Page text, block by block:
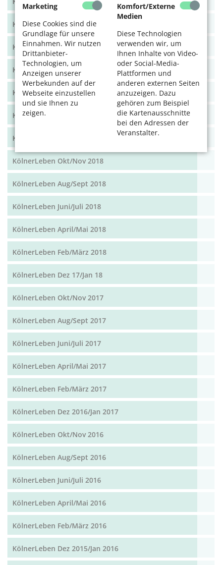
Marketing
Diese Cookies sind die
Grundlage für unsere
Einnahmen. Wir nutzen
Drittanbieter-
Technologien, um
Anzeigen unserer
Werbekunden auf der
Webseite einzustellen
und sie Ihnen zu
zeigen.
Komfort/Externe
Medien
Diese Technologien
verwenden wir, um
Ihnen Inhalte von Video-
oder Social-Media-
Plattformen und
anderen externen Seiten
anzuzeigen. Dazu
gehören zum Beispiel
die Kartenausschnitte
bei den Adressen der
Veranstalter.
KölnerLeben Okt/Nov 19
KölnerLeben Aug/Sept 2019
KölnerLeben Juni/Juli 2019
KölnerLeben April/Mai 2019
KölnerLeben Feb/März 2019
KölnerLeben Dez 18/Jan 19
KölnerLeben Okt/Nov 2018
KölnerLeben Aug/Sept 2018
KölnerLeben Juni/Juli 2018
KölnerLeben April/Mai 2018
KölnerLeben Feb/März 2018
KölnerLeben Dez 17/Jan 18
KölnerLeben Okt/Nov 2017
KölnerLeben Aug/Sept 2017
KölnerLeben Juni/Juli 2017
KölnerLeben April/Mai 2017
KölnerLeben Feb/März 2017
KölnerLeben Dez 2016/Jan 2017
KölnerLeben Okt/Nov 2016
KölnerLeben Aug/Sept 2016
KölnerLeben Juni/Juli 2016
KölnerLeben April/Mai 2016
KölnerLeben Feb/März 2016
KölnerLeben Dez 2015/Jan 2016